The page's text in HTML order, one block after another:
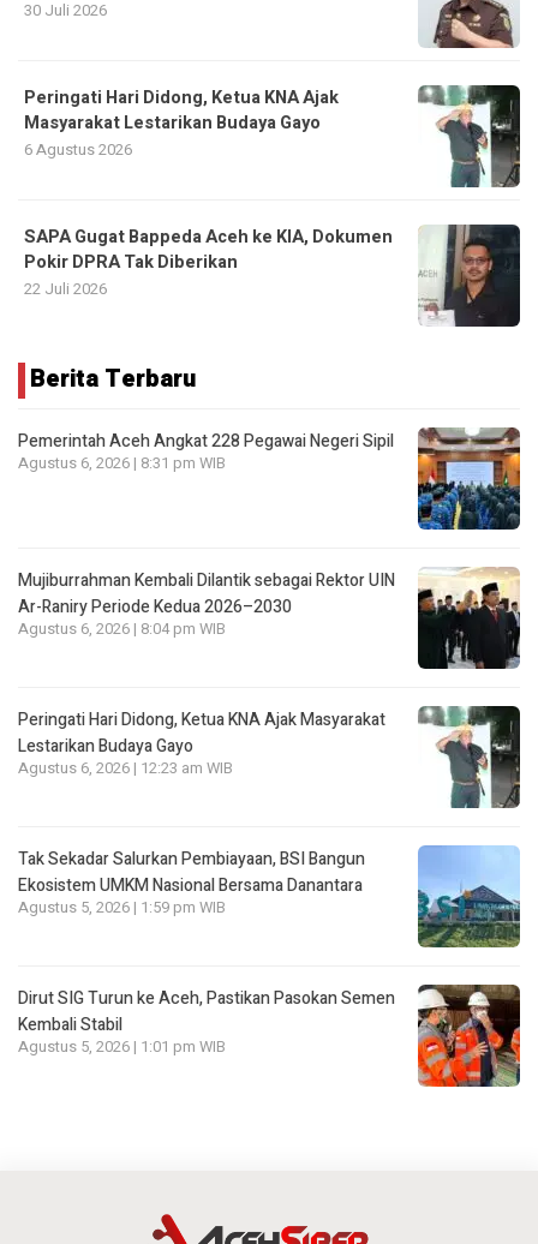
30 Juli 2026
Peringati Hari Didong, Ketua KNA Ajak
Masyarakat Lestarikan Budaya Gayo
6 Agustus 2026
SAPA Gugat Bappeda Aceh ke KIA, Dokumen
Pokir DPRA Tak Diberikan
22 Juli 2026
Berita Terbaru
Pemerintah Aceh Angkat 228 Pegawai Negeri Sipil
Agustus 6, 2026 | 8:31 pm WIB
Mujiburrahman Kembali Dilantik sebagai Rektor UIN
Ar-Raniry Periode Kedua 2026–2030
Agustus 6, 2026 | 8:04 pm WIB
Peringati Hari Didong, Ketua KNA Ajak Masyarakat
Lestarikan Budaya Gayo
Agustus 6, 2026 | 12:23 am WIB
Tak Sekadar Salurkan Pembiayaan, BSI Bangun
Ekosistem UMKM Nasional Bersama Danantara
Agustus 5, 2026 | 1:59 pm WIB
Dirut SIG Turun ke Aceh, Pastikan Pasokan Semen
Kembali Stabil
Agustus 5, 2026 | 1:01 pm WIB